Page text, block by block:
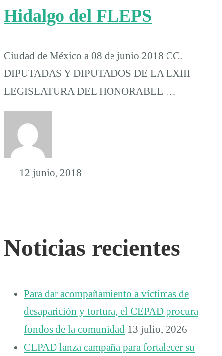
Hidalgo del FLEPS
Ciudad de México a 08 de junio 2018 CC.
DIPUTADAS Y DIPUTADOS DE LA LXIII
LEGISLATURA DEL HONORABLE …
12 junio, 2018
Noticias recientes
Para dar acompañamiento a víctimas de
desaparición y tortura, el CEPAD procura
fondos de la comunidad 13 julio, 2026
CEPAD lanza campaña para fortalecer su